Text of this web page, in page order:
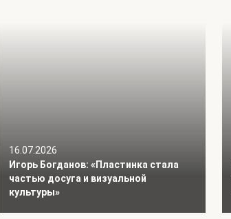
16.07.2026
Игорь Богданов: «Пластинка стала
частью досуга и визуальной
культуры»